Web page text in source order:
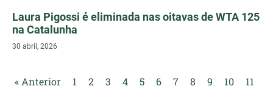
Laura Pigossi é eliminada nas oitavas de WTA 125
na Catalunha
30 abril, 2026
« Anterior 1 2 3 4 5 6 7 8 9 10
11